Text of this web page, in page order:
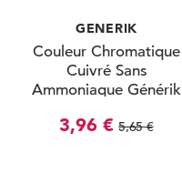
GENERIK
Couleur Chromatique
Cuivré Sans
Ammoniaque Générik
3,96 € 5,65 €